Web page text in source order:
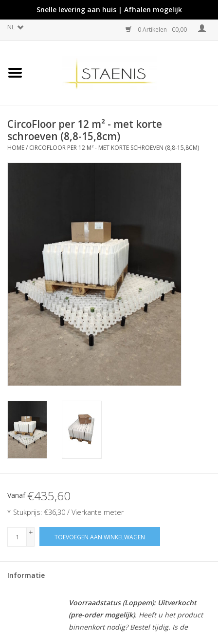
Snelle levering aan huis | Afhalen mogelijk
NL 0 Artikelen - €0,00
CircoFloor per 12 m² - met korte
schroeven (8,8-15,8cm)
HOME/ CIRCOFLOOR PER 12 M² - MET KORTE SCHROEVEN (8,8-15,8CM)
Vanaf€435,60
* Stukprijs: €36,30 / Vierkante meter
+
-
TOEVOEGEN AAN WINKELWAGEN
Informatie
Voorraadstatus (Loppem): Uitverkocht
(pre-order mogelijk). Heeft u het product
binnenkort nodig? Bestel tijdig. Is de